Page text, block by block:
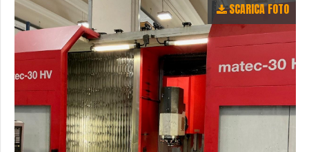
SCARICA FOTO